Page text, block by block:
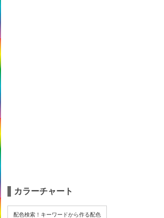
カラーチャート
配色検索！キーワードから作る配色